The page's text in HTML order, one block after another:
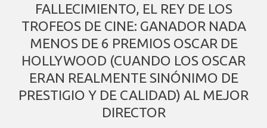
FALLECIMIENTO, EL REY DE LOS
TROFEOS DE CINE: GANADOR NADA
MENOS DE 6 PREMIOS OSCAR DE
HOLLYWOOD (CUANDO LOS OSCAR
ERAN REALMENTE SINÓNIMO DE
PRESTIGIO Y DE CALIDAD) AL MEJOR
DIRECTOR